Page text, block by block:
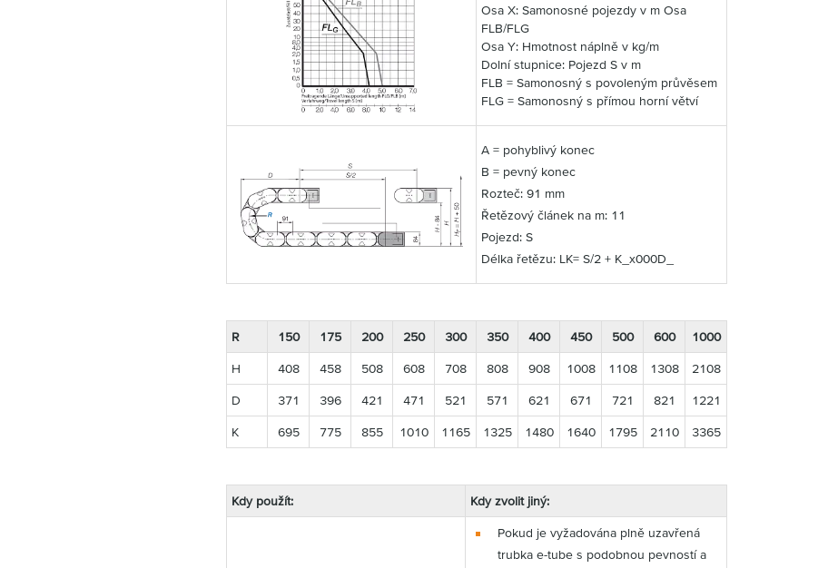
Osa X: Samonosné pojezdy v m Osa
FLB/FLG
Osa Y: Hmotnost náplně v kg/m
Dolní stupnice: Pojezd S v m
FLB = Samonosný s povoleným průvěsem
FLG = Samonosný s přímou horní větví
A = pohyblivý konec
B = pevný konec
Rozteč: 91 mm
Řetězový článek na m: 11
Pojezd: S
Délka řetězu: LK= S/2 + K_x000D_
R 150 175 200 250 300 350 400 450 500 600 1000
H 408 458 508 608 708 808 908 1008 1108 1308 2108
D 371 396 421 471 521 571 621 671 721 821 1221
K 695 775 855 1010 1165 1325 1480 1640 1795 2110 3365
Kdy použít: Kdy zvolit jiný:
Pokud je vyžadována plně uzavřená
trubka e-tube s podobnou pevností a